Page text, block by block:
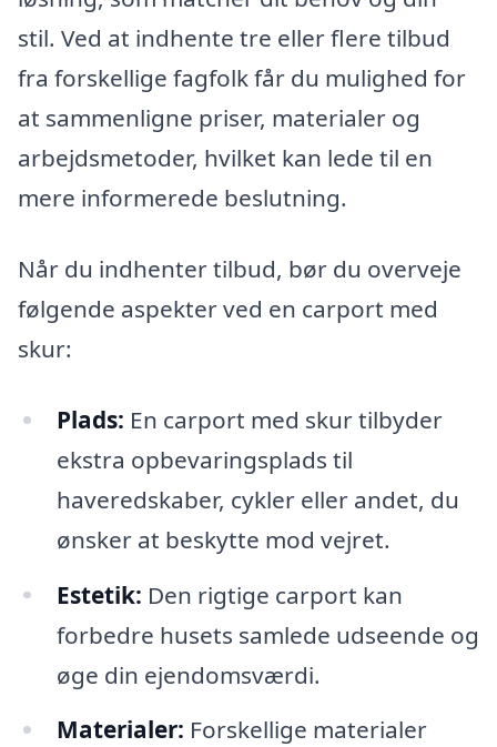
stil. Ved at indhente tre eller flere tilbud
fra forskellige fagfolk får du mulighed for
at sammenligne priser, materialer og
arbejdsmetoder, hvilket kan lede til en
mere informerede beslutning.
Når du indhenter tilbud, bør du overveje
følgende aspekter ved en carport med
skur:
Plads: En carport med skur tilbyder
ekstra opbevaringsplads til
haveredskaber, cykler eller andet, du
ønsker at beskytte mod vejret.
Estetik: Den rigtige carport kan
forbedre husets samlede udseende og
øge din ejendomsværdi.
Materialer: Forskellige materialer